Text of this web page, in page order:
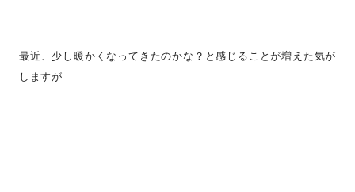
最近、少し暖かくなってきたのかな？と感じることが増えた気が
しますが